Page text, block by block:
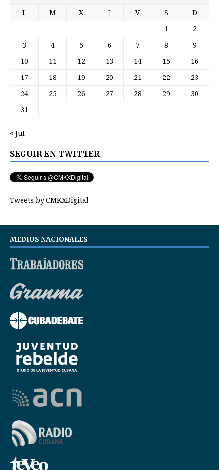
L M X J V S D
1 2
3 4 5 6 7 8 9
10 11 12 13 14 15 16
17 18 19 20 21 22 23
24 25 26 27 28 29 30
31
« Jul
SEGUIR EN TWITTER
Tweets by CMKXDigital
MEDIOS NACIONALES